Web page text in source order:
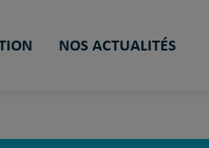
NOS ACTUALITÉS